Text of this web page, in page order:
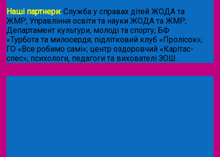
Наші партнери: Служба у справах дітей ЖОДА та
ЖМР; Управління освіти та науки ЖОДА та ЖМР;
Департамент культури, молоді та спорту; БФ
«Турбота та милосердя; підлітковий клуб «Пролісок»;
ГО «Все робимо самі»; центр оздоровчий «Карітас-
спес»; психологи, педагоги та вихователі ЗОШ.